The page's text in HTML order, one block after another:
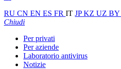
RU CN EN ES FR IT JPKZ UZ BY
Chiudi
Per privati
Per aziende
Laboratorio antivirus
Notizie